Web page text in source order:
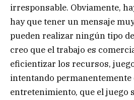
irresponsable. Obviamente,
hay que tener un mensaje
pueden realizar ningún tipo
creo que el trabajo es
eficientizar los recursos,
intentando permanentemente
entretenimiento, que el juego